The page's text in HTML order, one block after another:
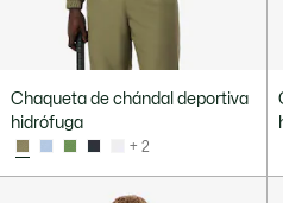
Chaqueta de chándal deportiva
hidrófuga
+ 2